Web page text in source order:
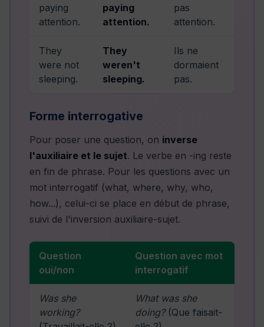
paying
attention.
paying
attention.
pas
attention.
They
were not
sleeping.
They
weren't
sleeping.
Ils ne
dormaient
pas.
Forme interrogative
Pour poser une question, on inverse
l'auxiliaire et le sujet. Le verbe en -ing reste
en fin de phrase. Pour les questions avec un
mot interrogatif (what, where, why, who,
how...), celui-ci se place en début de phrase,
suivi de l'inversion auxiliaire-sujet.
Question
oui/non
Question avec mot
interrogatif
Was she
working?
What was she
doing?(Que faisait-